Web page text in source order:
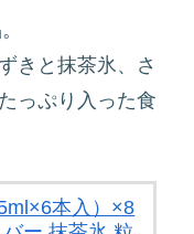
きと抹茶氷、さ
っぷり入った食
本入）×8